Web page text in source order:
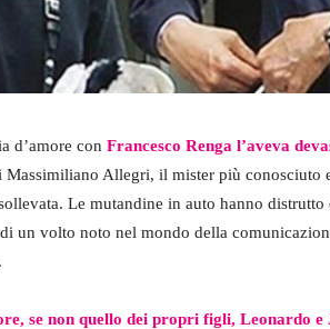
d’amore con Francesco Renga l’aveva
Massimiliano Allegri, il mister più conosciuto
Le mutandine in auto hanno distrutto
un volto noto nel mondo della
se non quello dei propri figli, Leonardo e